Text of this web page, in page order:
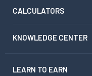
CALCULATORS
KNOWLEDGE CENTER
LEARN TO EARN